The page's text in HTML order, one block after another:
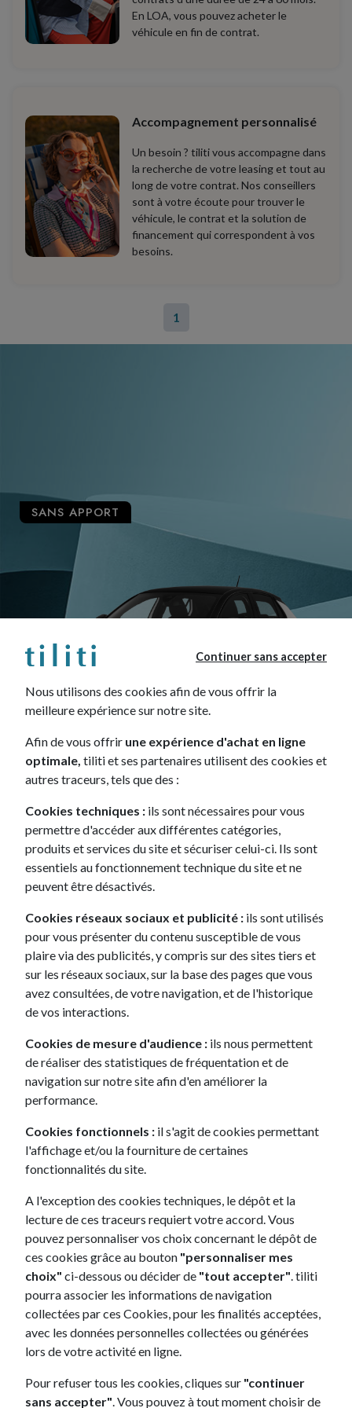
Continuer sans accepter
Nous utilisons des cookies afin de vous offrir la
meilleure expérience sur notre site.
Afin de vous offrir une expérience d'achat en ligne
optimale, tiliti et ses partenaires utilisent des cookies et
autres traceurs, tels que des :
Cookies techniques : ils sont nécessaires pour vous
permettre d'accéder aux différentes catégories,
produits et services du site et sécuriser celui-ci. Ils sont
essentiels au fonctionnement technique du site et ne
peuvent être désactivés.
Cookies réseaux sociaux et publicité : ils sont utilisés
pour vous présenter du contenu susceptible de vous
plaire via des publicités, y compris sur des sites tiers et
sur les réseaux sociaux, sur la base des pages que vous
avez consultées, de votre navigation, et de l'historique
de vos interactions.
Cookies de mesure d'audience : ils nous permettent
de réaliser des statistiques de fréquentation et de
navigation sur notre site afin d'en améliorer la
performance.
Cookies fonctionnels : il s'agit de cookies permettant
l'affichage et/ou la fourniture de certaines
fonctionnalités du site.
A l'exception des cookies techniques, le dépôt et la
lecture de ces traceurs requiert votre accord. Vous
pouvez personnaliser vos choix concernant le dépôt de
ces cookies grâce au bouton "personnaliser mes
choix" ci-dessous ou décider de "tout accepter". tiliti
pourra associer les informations de navigation
collectées par ces Cookies, pour les finalités acceptées,
avec les données personnelles collectées ou générées
lors de votre activité en ligne.
Pour refuser tous les cookies, cliques sur "continuer
sans accepter". Vous pouvez à tout moment choisir de
En LOA, vous pouvez acheter le
véhicule en fin de contrat.
Accompagnement personnalisé
Un besoin ? tiliti vous accompagne dans
la recherche de votre leasing et tout au
long de votre contrat. Nos conseillers
sont à votre écoute pour trouver le
véhicule, le contrat et la solution de
financement qui correspondent à vos
besoins.
1
SANS APPORT
à partir de 272€ /mois
Opel Corsa
5 places Automatique Essence 309L
JE LA DÉCOUVRE
Pourquoi choisir votre Leasing Renault ?
Leasing Renault, un fleuron de l’industrie automobile
La célèbre marqueRenaulta été créé en 1899 par les frères
Renault. Ils conquerront par la suite le marché de l’automobile.
modèles seront les premiers grands succès populaires d’après-
voitures populaires est d’ailleurs restée ancrée dans l’ADN du